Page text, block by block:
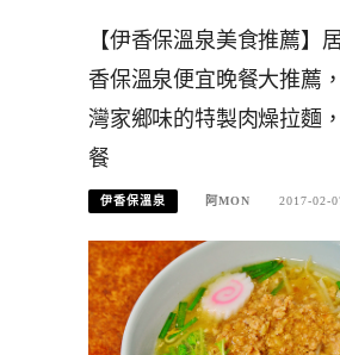
【伊香保溫泉美食推薦】
香保溫泉便宜晚餐大推薦
灣家鄉味的特製肉燥拉麵
餐
伊香保溫泉 阿MON 2017-02-